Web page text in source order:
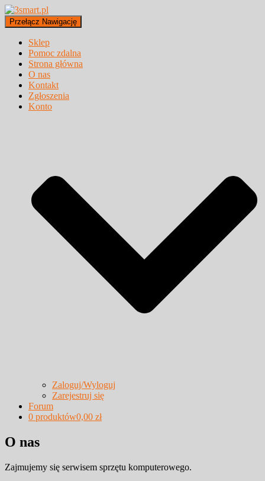
Przełącz Nawigację
Sklep
Pomoc zdalna
Strona główna
O nas
Kontakt
Zgłoszenia
Konto
Zaloguj/Wyloguj
Zarejestruj się
Forum
0 produktów0,00 zł
O nas
Zajmujemy się serwisem sprzętu komputerowego.